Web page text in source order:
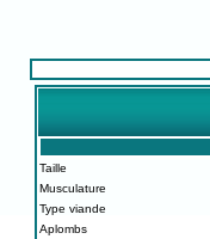
Taille
Musculature
Type viande
Aplombs